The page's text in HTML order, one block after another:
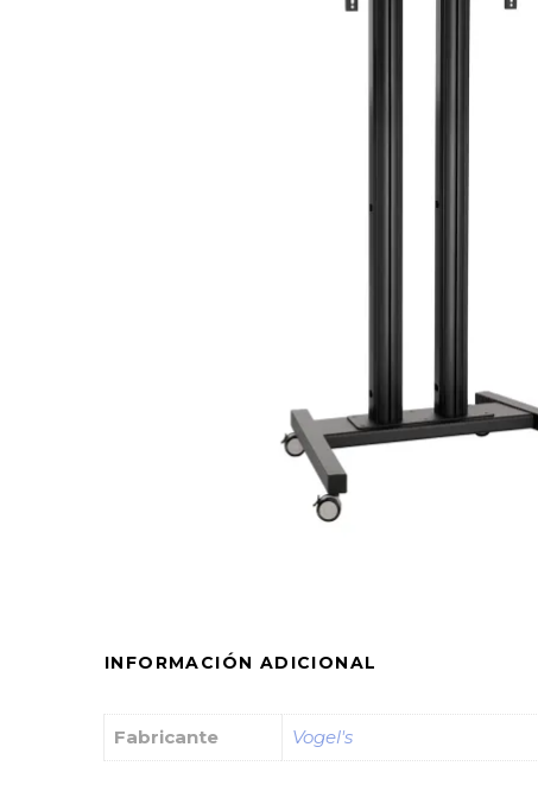
INFORMACIÓN ADICIONAL
Fabricante Vogel's